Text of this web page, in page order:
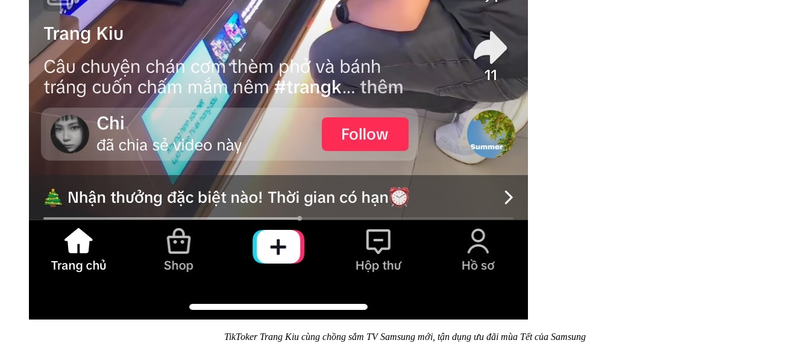
TikToker Trang Kiu cùng chồng sắm TV Samsung mới, tận dụng ưu đãi mùa Tết của Samsung